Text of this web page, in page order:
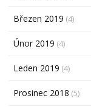
Březen 2019 (4)
Únor 2019 (4)
Leden 2019 (4)
Prosinec 2018 (5)